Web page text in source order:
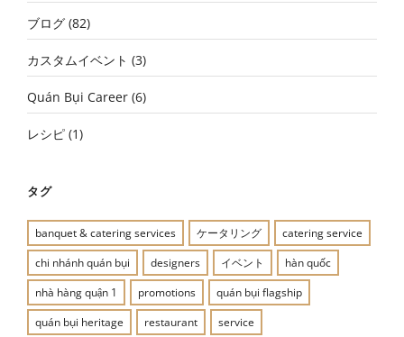
ブログ (82)
カスタムイベント (3)
Quán Bụi Career (6)
レシピ (1)
タグ
banquet & catering services ケータリング
catering service
chi nhánh quán bụi
designers イベント
hàn quốc
nhà hàng quận 1
promotions
quán bụi flagship
quán bụi heritage
restaurant service